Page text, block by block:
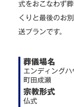
お得な
ご相談
式をおこなわず
くりと最後のお
送プランです。
葬儀場名
エンディングハ
町田成瀬
宗教形式
仏式